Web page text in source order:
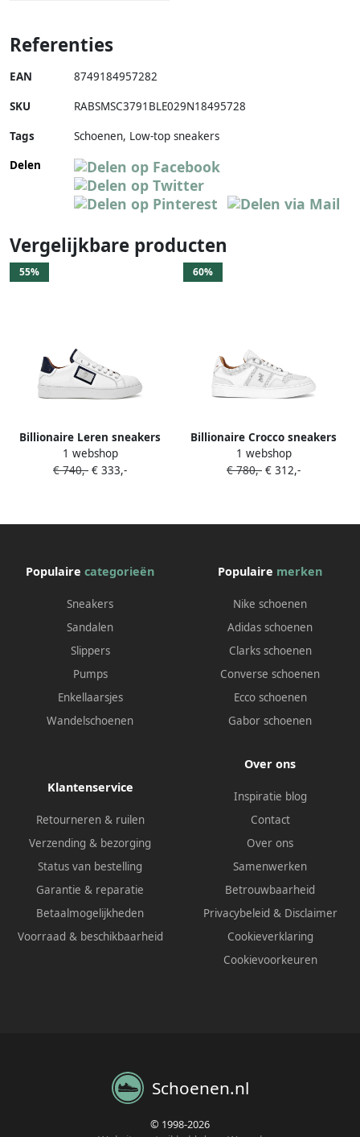
Referenties
EAN 8749184957282
SKU RABSMSC3791BLE029N18495728
Tags
Schoenen, Low-top sneakers
Delen
Vergelijkbare producten
55%
Billionaire Leren sneakers
met logoplakkaat Wit
1 webshop
€ 740,- € 333,-
60%
Billionaire Crocco sneakers
Wit
1 webshop
€ 780,- € 312,-
Populaire categorieën
Sneakers
Sandalen
Slippers
Pumps
Enkellaarsjes
Wandelschoenen
Populaire merken
Nike schoenen
Adidas schoenen
Clarks schoenen
Converse schoenen
Ecco schoenen
Gabor schoenen
Klantenservice
Retourneren & ruilen
Verzending & bezorging
Status van bestelling
Garantie & reparatie
Betaalmogelijkheden
Voorraad & beschikbaarheid
Over ons
Inspiratie blog
Contact
Over ons
Samenwerken
Betrouwbaarheid
Privacybeleid & Disclaimer
Cookieverklaring
Cookievoorkeuren
Schoenen.nl
© 1998-2026